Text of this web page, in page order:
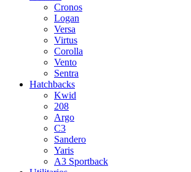
Cronos
Logan
Versa
Virtus
Corolla
Vento
Sentra
Hatchbacks
Kwid
208
Argo
C3
Sandero
Yaris
A3 Sportback